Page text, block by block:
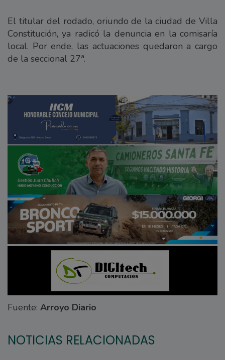
El titular del rodado, oriundo de la ciudad de Villa
Constitución, ya radicó la denuncia en la comisaría
local. Por ende, las actuaciones quedaron a cargo
de la seccional 27ª.
Fuente: Arroyo Diario
NOTICIAS RELACIONADAS